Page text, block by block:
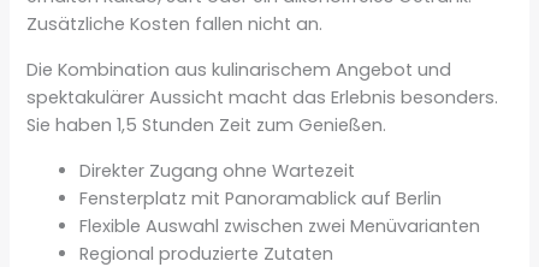
Zusätzliche Kosten fallen nicht an.
Die Kombination aus kulinarischem Angebot und
spektakulärer Aussicht macht das Erlebnis besonders.
Sie haben 1,5 Stunden Zeit zum Genießen.
Direkter Zugang ohne Wartezeit
Fensterplatz mit Panoramablick auf Berlin
Flexible Auswahl zwischen zwei Menüvarianten
Regional produzierte Zutaten